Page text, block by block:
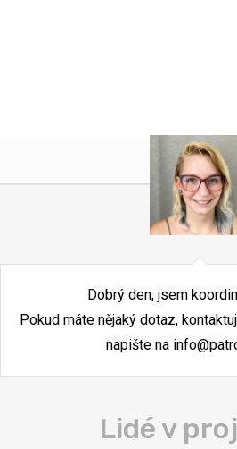
Dobrý den, jsem
Pokud máte nějaký dotaz,
napište na
Lidé v